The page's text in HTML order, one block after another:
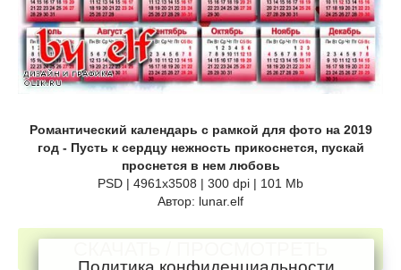
Романтический календарь с рамкой для фото на 2019
год - Пусть к сердцу нежность прикоснется, пускай
проснется в нем любовь
PSD | 4961х3508 | 300 dpi | 101 Mb
Автор: lunar.elf